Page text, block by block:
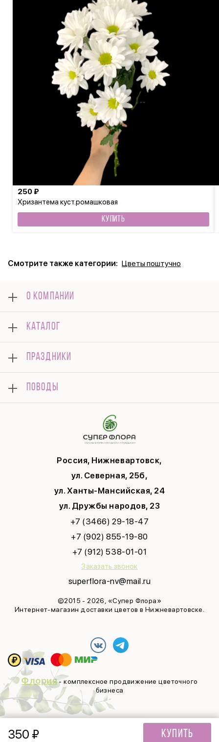
350 ₽ Купить
Хризантема куст.ромашковая
250 ₽
КУПИТЬ
Смотрите также категории: Цветы поштучно
Россия, Нижневартовск,
ул. Северная, 25б,
ул. Ханты-Мансийская, 24
ул. Дружбы народов, 23
+7 (3466) 29-18-47
+7 (902) 855-19-80
+7 (912) 538-01-01
Заказать звонок
superflora-nv@mail.ru
©2015 - 2026, «Супер Флора»
Интернет-магазин доставки цветов в Нижневартовске.
О КОМПАНИИ
Оплата
Отзывы
Гарантии
Доставка
Корпоративным клиентам
Вопросы и ответы
Политика конфиденциальности
Соглашение на рекламу
КАТАЛОГ
Розы
Композиции
Комнатные
Подарки
Открытки
ПРАЗДНИКИ
14 февраля
День Матери
ПОВОДЫ
Флория- комплексное продвижение цветочного
бизнеса